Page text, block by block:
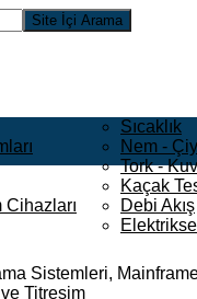
Cihazları
Sıcaklık
Nem -
Tork -
Kaçak
Debi Akış
Sistemleri,
Titresim